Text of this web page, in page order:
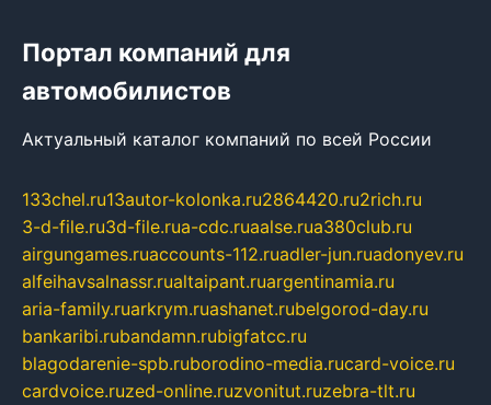
Портал компаний для
автомобилистов
Актуальный каталог компаний по всей России
133chel.ru13autor-kolonka.ru2864420.ru2rich.ru
3-d-file.ru3d-file.rua-cdc.ruaalse.rua380club.ru
airgungames.ruaccounts-112.ruadler-jun.ruadonyev.ru
alfeihavsalnassr.rualtaipant.ruargentinamia.ru
aria-family.ruarkrym.ruashanet.rubelgorod-day.ru
bankaribi.rubandamn.rubigfatcc.ru
blagodarenie-spb.ruborodino-media.rucard-voice.ru
cardvoice.ruzed-online.ruzvonitut.ruzebra-tlt.ru